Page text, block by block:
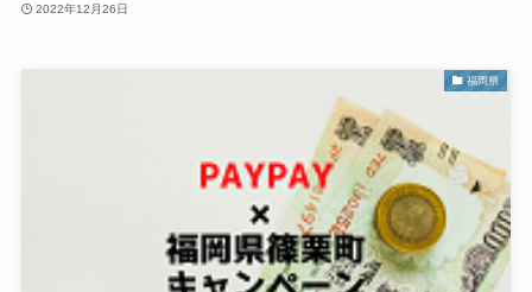
2022年12月26日
福岡県